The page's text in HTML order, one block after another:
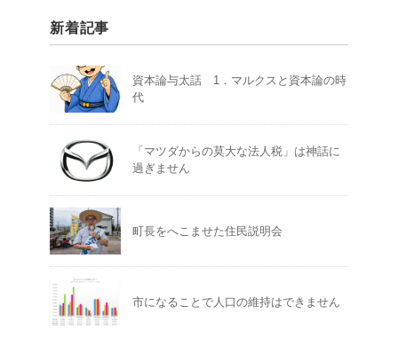
新着記事
資本論与太話 1．マルクスと資本論の時
代
「マツダからの莫大な法人税」は神話に
過ぎません
町長をへこませた住民説明会
市になることで人口の維持はできません